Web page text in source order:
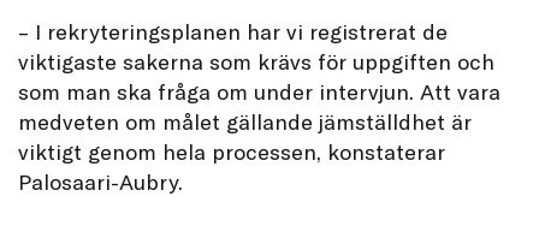
– I rekryteringsplanen har vi registrerat de
viktigaste sakerna som krävs för uppgiften och
som man ska fråga om under intervjun. Att vara
medveten om målet gällande jämställdhet är
viktigt genom hela processen, konstaterar
Palosaari-Aubry.